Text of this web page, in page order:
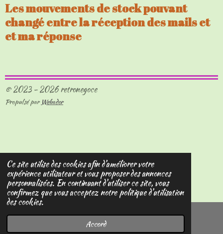
Ce site utilise des cookies afin d’améliorer votre
expérience utilisateur et vous proposer des annonces
personnalisées. En continuant d'utiliser ce site, vous
confirmez que vous acceptez notre politique d’utilisation
des cookies.
Accord
Les mouvements de stock pouvant
changé entre la réception des mails et
et ma réponse
© 2023 - 2026 retronegoce
Propulsé par Webador